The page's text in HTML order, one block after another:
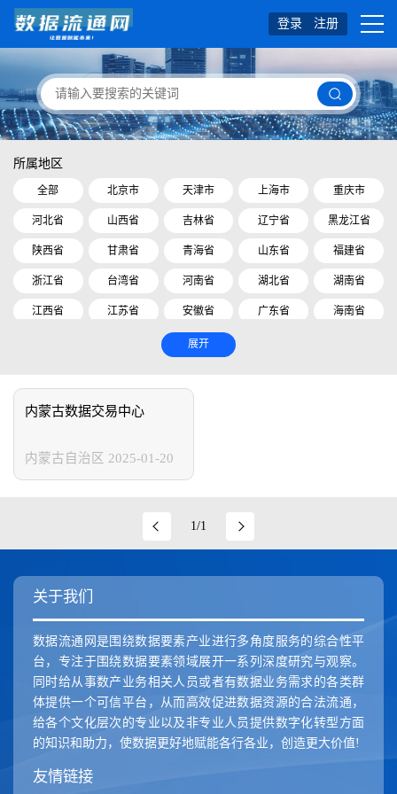
登录 注册
所属地区
全部 北京市 天津市 上海市 重庆市
河北省 山西省 吉林省 辽宁省 黑龙江省
陕西省 甘肃省 青海省 山东省 福建省
浙江省 台湾省 河南省 湖北省 湖南省
江西省 江苏省 安徽省 广东省 海南省
云南省
展开
内蒙古数据交易中心
内蒙古自治区 2025-01-20
1/1
关于我们
数据流通网是围绕数据要素产业进行多角度服务的综合性平
台，专注于围绕数据要素领域展开一系列深度研究与观察。
同时给从事数产业务相关人员或者有数据业务需求的各类群
体提供一个可信平台，从而高效促进数据资源的合法流通，
给各个文化层次的专业以及非专业人员提供数字化转型方面
的知识和助力，使数据更好地赋能各行各业，创造更大价值!
友情链接